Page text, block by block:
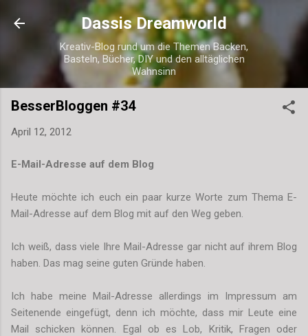
Direkt zum Hauptbereich
Dassis Dreamworld
Kreativ-Blog rund um die Themen Backen,
Basteln, Bücher, DIY und den alltäglichen
Wahnsinn
BesserBloggen #34
April 12, 2012
E-Mail-Adresse auf dem Blog
Heute möchte ich euch ein paar kurze Worte zum Thema E-
Mail-Adresse auf dem Blog mit auf den Weg geben.
Ich weiß, dass viele Ihre Mail-Adresse gar nicht auf ihrem Blog
haben. Das mag seine guten Gründe haben.
Ich habe meine Mail-Adresse allerdings im Impressum am
Seitenende eingefügt, denn ich möchte, dass mir Leute eine
Mail schicken können. Egal ob es Lob, Kritik, Fragen oder